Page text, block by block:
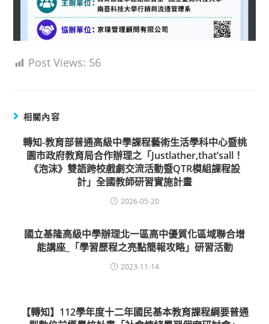
Post Views: 56
相關內容
轉知-教育部普通高級中學課程藝術生活學科中心暨桃
園市政府教育局合作辦理之「Justlather,that’sall！
《泡沫》雙語跨校戲劇交流活動暨QTR模組課程設
計」全國教師研習實施計畫
2026-05-20
國立基隆高級中學辦理北一區高中優質化區域聯合增
能講座_「學習歷程之亮點簡報攻略」研習活動
2023-11-14
【轉知】112學年度十二年國民基本教育課程綱要普通